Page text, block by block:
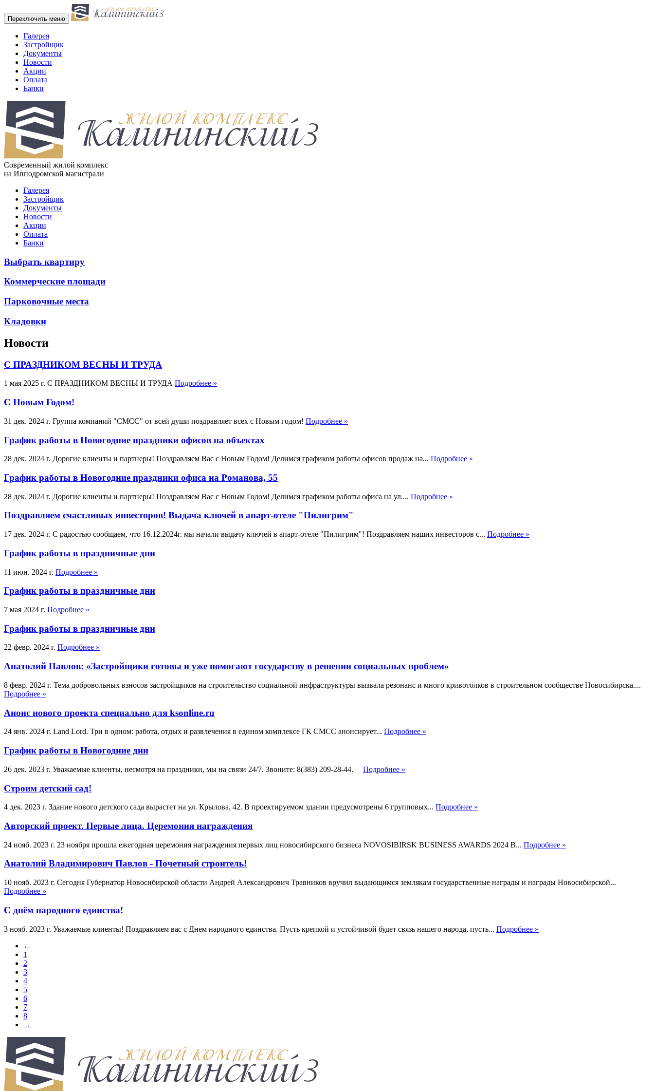
Переключить меню
Галерея
Застройщик
Документы
Новости
Акции
Оплата
Банки
Cовременный жилой комплекс
на Ипподромской магистрали
Галерея
Застройщик
Документы
Новости
Акции
Оплата
Банки
Выбрать квартиру
Коммерческие площади
Парковочные места
Кладовки
Новости
С ПРАЗДНИКОМ ВЕСНЫ И ТРУДА
1 мая 2025 г. С ПРАЗДНИКОМ ВЕСНЫ И ТРУДА Подробнее »
С Новым Годом!
31 дек. 2024 г. Группа компаний "СМСС" от всей души поздравляет всех с Новым годом! Подробнее »
График работы в Новогодние праздники офисов на объектах
28 дек. 2024 г. Дорогие клиенты и партнеры! Поздравляем Вас с Новым Годом! Делимся графиком работы офисов продаж на... Подробнее »
График работы в Новогодние праздники офиса на Романова, 55
28 дек. 2024 г. Дорогие клиенты и партнеры! Поздравляем Вас с Новым Годом! Делимся графиком работы офиса на ул.... Подробнее »
Поздравляем счастливых инвесторов! Выдача ключей в апарт-отеле "Пилигрим"
17 дек. 2024 г. С радостью сообщаем, что 16.12.2024г. мы начали выдачу ключей в апарт-отеле "Пилигрим"! Поздравляем наших инвесторов с... Подробнее »
График работы в праздничные дни
11 июн. 2024 г. Подробнее »
График работы в праздничные дни
7 мая 2024 г. Подробнее »
График работы в праздничные дни
22 февр. 2024 г. Подробнее »
Анатолий Павлов: «Застройщики готовы и уже помогают государству в решении социальных проблем»
8 февр. 2024 г. Тема добровольных взносов застройщиков на строительство социальной инфраструктуры вызвала резонанс и много кривотолков в строительном сообществе Новосибирска....
Подробнее »
Анонс нового проекта специально для ksonline.ru
24 янв. 2024 г. Land Lord. Три в одном: работа, отдых и развлечения в едином комплексе ГК СМСС анонсирует... Подробнее »
График работы в Новогодние дни
26 дек. 2023 г. Уважаемые клиенты, несмотря на праздники, мы на связи 24/7. Звоните: 8(383) 209-28-44. Подробнее »
Строим детский сад!
4 дек. 2023 г. Здание нового детского сада вырастет на ул. Крылова, 42. В проектируемом здании предусмотрены 6 групповых... Подробнее »
Авторский проект. Первые лица. Церемония награждения
24 нояб. 2023 г. 23 ноября прошла ежегодная церемония награждения первых лиц новосибирского бизнеса NOVOSIBIRSK BUSINESS AWARDS 2024 В... Подробнее »
Анатолий Владимирович Павлов - Почетный строитель!
10 нояб. 2023 г. Сегодня Губернатор Новосибирской области Андрей Александрович Травников вручил выдающимся землякам государственные награды и награды Новосибирской...
Подробнее »
С днём народного единства!
3 нояб. 2023 г. Уважаемые клиенты! Поздравляем вас с Днем народного единства. Пусть крепкой и устойчивой будет связь нашего народа, пусть... Подробнее »
←
1
2
3
4
5
6
7
8
→